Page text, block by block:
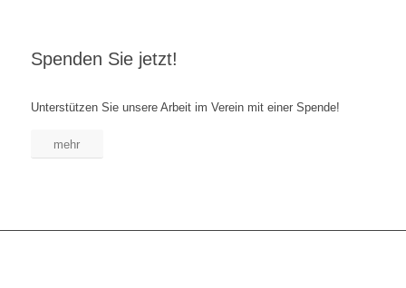
Spenden Sie jetzt!
Unterstützen Sie unsere Arbeit im Verein mit einer Spende!
mehr